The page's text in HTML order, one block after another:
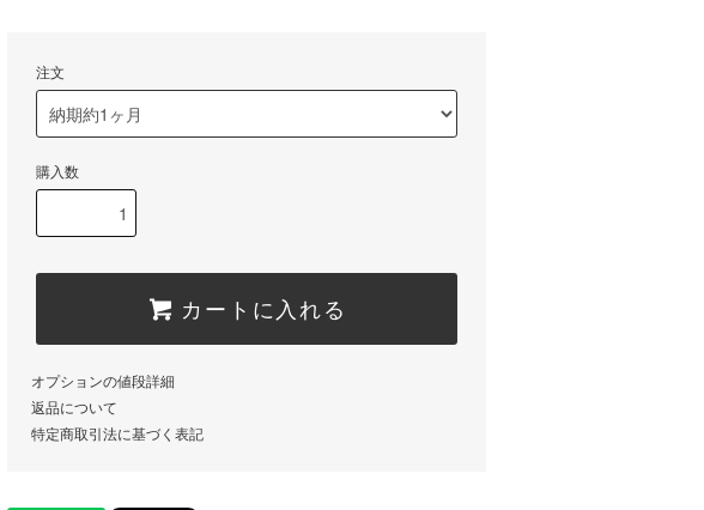
注文
購入数
カートに入れる
オプションの値段詳細
返品について
特定商取引法に基づく表記